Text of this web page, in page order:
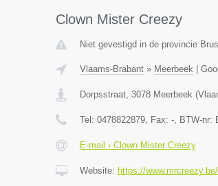
Clown Mister Creezy
Niet gevestigd in de provincie
Vlaams-Brabant» Meerbeek|
Dorpsstraat, 3078 Meerbeek(
Tel: 0478822879, Fax: -, BTW-nr:
E-mail › Clown Mister Creezy
Website: https://